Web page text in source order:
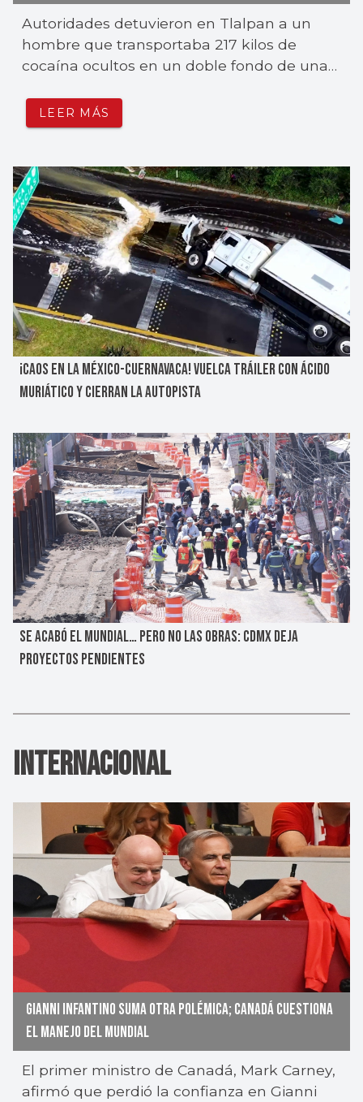
Autoridades detuvieron en Tlalpan a un
hombre que transportaba 217 kilos de
cocaína ocultos en un doble fondo de una
LEER MÁS
¡CAOS EN LA MÉXICO-CUERNAVACA! VUELCA TRÁILER CON ÁCIDO
MURIÁTICO Y CIERRAN LA AUTOPISTA
SE ACABÓ EL MUNDIAL… PERO NO LAS OBRAS: CDMX DEJA
PROYECTOS PENDIENTES
Internacional
GIANNI INFANTINO SUMA OTRA POLÉMICA; CANADÁ CUESTIONA
EL MANEJO DEL MUNDIAL
El primer ministro de Canadá, Mark Carney,
afirmó que perdió la confianza en Gianni